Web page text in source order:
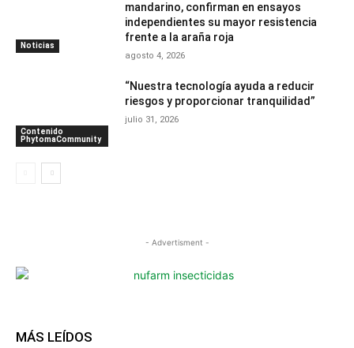
Noticias
mandarino, confirman en ensayos
independientes su mayor resistencia
frente a la araña roja
agosto 4, 2026
Contenido
PhytomaCommunity
“Nuestra tecnología ayuda a reducir
riesgos y proporcionar tranquilidad”
julio 31, 2026
- Advertisment -
MÁS LEÍDOS